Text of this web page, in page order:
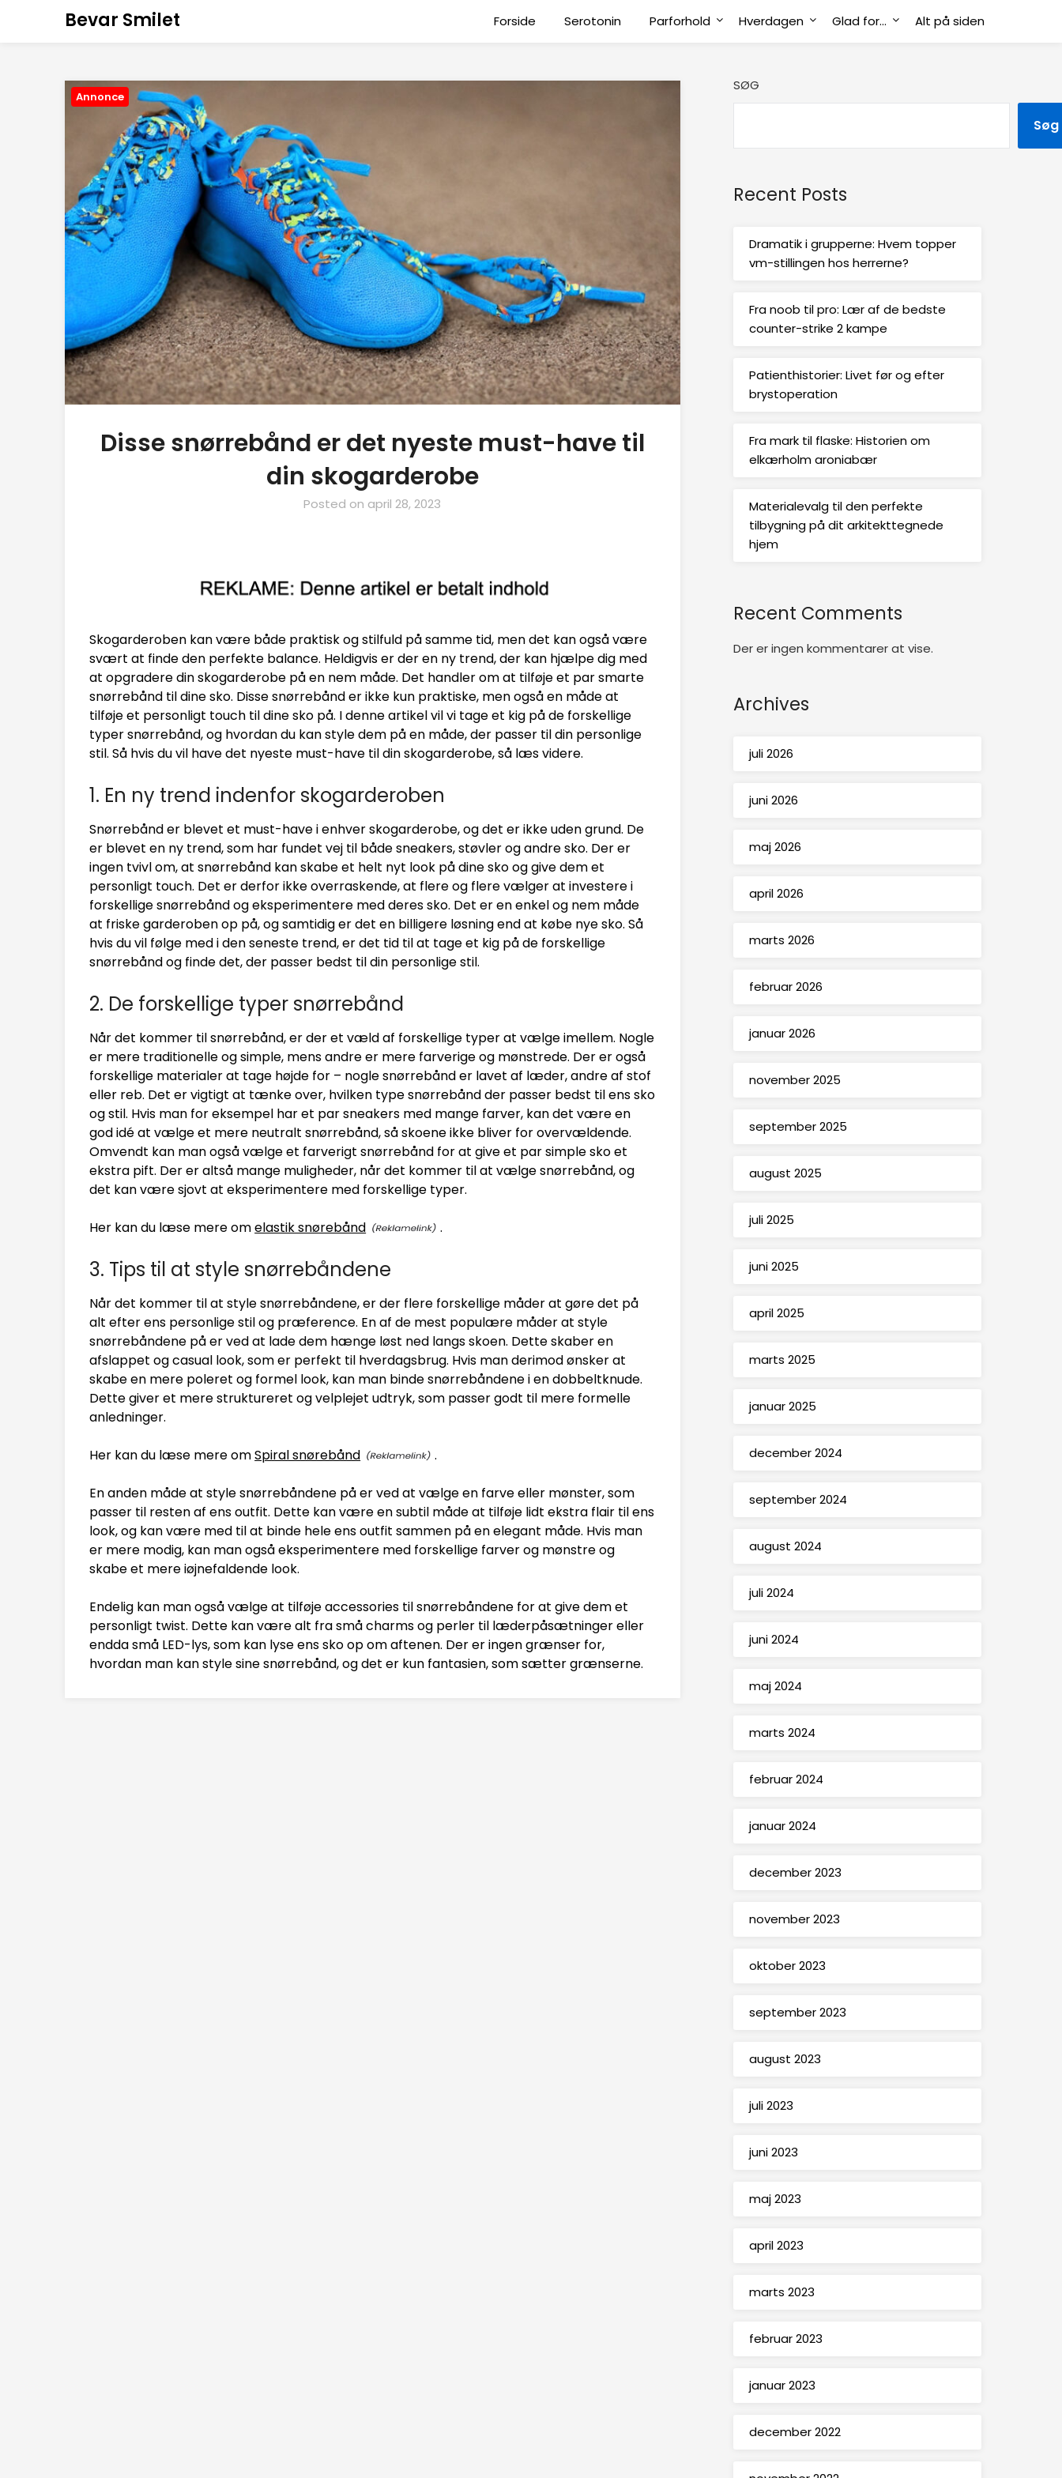
Bevar Smilet Forside Serotonin Parforhold Hverdagen Glad for… Alt på siden
Annonce
Disse snørrebånd er det nyeste must-have til
din skogarderobe
Posted on april 28, 2023
Skogarderoben kan være både praktisk og stilfuld på samme tid, men det kan også være
svært at finde den perfekte balance. Heldigvis er der en ny trend, der kan hjælpe dig med
at opgradere din skogarderobe på en nem måde. Det handler om at tilføje et par smarte
snørrebånd til dine sko. Disse snørrebånd er ikke kun praktiske, men også en måde at
tilføje et personligt touch til dine sko på. I denne artikel vil vi tage et kig på de forskellige
typer snørrebånd, og hvordan du kan style dem på en måde, der passer til din personlige
stil. Så hvis du vil have det nyeste must-have til din skogarderobe, så læs videre.
1. En ny trend indenfor skogarderoben
Snørrebånd er blevet et must-have i enhver skogarderobe, og det er ikke uden grund. De
er blevet en ny trend, som har fundet vej til både sneakers, støvler og andre sko. Der er
ingen tvivl om, at snørrebånd kan skabe et helt nyt look på dine sko og give dem et
personligt touch. Det er derfor ikke overraskende, at flere og flere vælger at investere i
forskellige snørrebånd og eksperimentere med deres sko. Det er en enkel og nem måde
at friske garderoben op på, og samtidig er det en billigere løsning end at købe nye sko. Så
hvis du vil følge med i den seneste trend, er det tid til at tage et kig på de forskellige
snørrebånd og finde det, der passer bedst til din personlige stil.
2. De forskellige typer snørrebånd
Når det kommer til snørrebånd, er der et væld af forskellige typer at vælge imellem. Nogle
er mere traditionelle og simple, mens andre er mere farverige og mønstrede. Der er også
forskellige materialer at tage højde for – nogle snørrebånd er lavet af læder, andre af stof
eller reb. Det er vigtigt at tænke over, hvilken type snørrebånd der passer bedst til ens sko
og stil. Hvis man for eksempel har et par sneakers med mange farver, kan det være en
god idé at vælge et mere neutralt snørrebånd, så skoene ikke bliver for overvældende.
Omvendt kan man også vælge et farverigt snørrebånd for at give et par simple sko et
ekstra pift. Der er altså mange muligheder, når det kommer til at vælge snørrebånd, og
det kan være sjovt at eksperimentere med forskellige typer.
Her kan du læse mere omelastik snørebånd .
3. Tips til at style snørrebåndene
Når det kommer til at style snørrebåndene, er der flere forskellige måder at gøre det på
alt efter ens personlige stil og præference. En af de mest populære måder at style
snørrebåndene på er ved at lade dem hænge løst ned langs skoen. Dette skaber en
afslappet og casual look, som er perfekt til hverdagsbrug. Hvis man derimod ønsker at
skabe en mere poleret og formel look, kan man binde snørrebåndene i en dobbeltknude.
Dette giver et mere struktureret og velplejet udtryk, som passer godt til mere formelle
anledninger.
Her kan du læse mere omSpiral snørebånd .
En anden måde at style snørrebåndene på er ved at vælge en farve eller mønster, som
passer til resten af ens outfit. Dette kan være en subtil måde at tilføje lidt ekstra flair til ens
look, og kan være med til at binde hele ens outfit sammen på en elegant måde. Hvis man
er mere modig, kan man også eksperimentere med forskellige farver og mønstre og
skabe et mere iøjnefaldende look.
Endelig kan man også vælge at tilføje accessories til snørrebåndene for at give dem et
personligt twist. Dette kan være alt fra små charms og perler til læderpåsætninger eller
endda små LED-lys, som kan lyse ens sko op om aftenen. Der er ingen grænser for,
hvordan man kan style sine snørrebånd, og det er kun fantasien, som sætter grænserne.
SØG
Søg
Recent Posts
Dramatik i grupperne: Hvem topper
vm-stillingen hos herrerne?
Fra noob til pro: Lær af de bedste
counter-strike 2 kampe
Patienthistorier: Livet før og efter
brystoperation
Fra mark til flaske: Historien om
elkærholm aroniabær
Materialevalg til den perfekte
tilbygning på dit arkitekttegnede
hjem
Recent Comments
Der er ingen kommentarer at vise.
Archives
juli 2026
juni 2026
maj 2026
april 2026
marts 2026
februar 2026
januar 2026
november 2025
september 2025
august 2025
juli 2025
juni 2025
april 2025
marts 2025
januar 2025
december 2024
september 2024
august 2024
juli 2024
juni 2024
maj 2024
marts 2024
februar 2024
januar 2024
december 2023
november 2023
oktober 2023
september 2023
august 2023
juli 2023
juni 2023
maj 2023
april 2023
marts 2023
februar 2023
januar 2023
december 2022